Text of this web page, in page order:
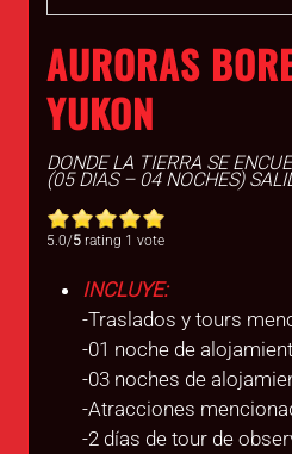
AURORAS
YUKON
DONDE LA TIERRA SE
(05 DIAS – 04 NOCHES)
5.0/5 rating 1 vote
INCLUYE:
-Traslados y tours
-01 noche de
-03 noches de
-Atracciones
-2 días de tour de